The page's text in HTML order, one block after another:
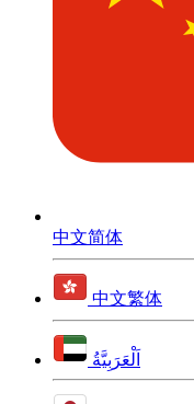
中文简体
中文繁体
اَلْعَرَبِيَّةُ